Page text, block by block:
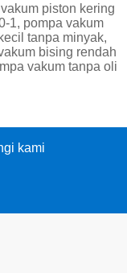
piston kering
1, pompa vakum
tanpa minyak,
bising rendah
vakum tanpa oli
kami